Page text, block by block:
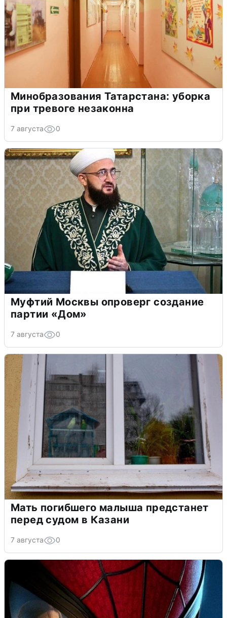
Минобразования Татарстана: уборка
при тревоге незаконна
7 августа 0
Муфтий Москвы опроверг создание
партии «Дом»
7 августа 0
Мать погибшего малыша предстанет
перед судом в Казани
7 августа 0